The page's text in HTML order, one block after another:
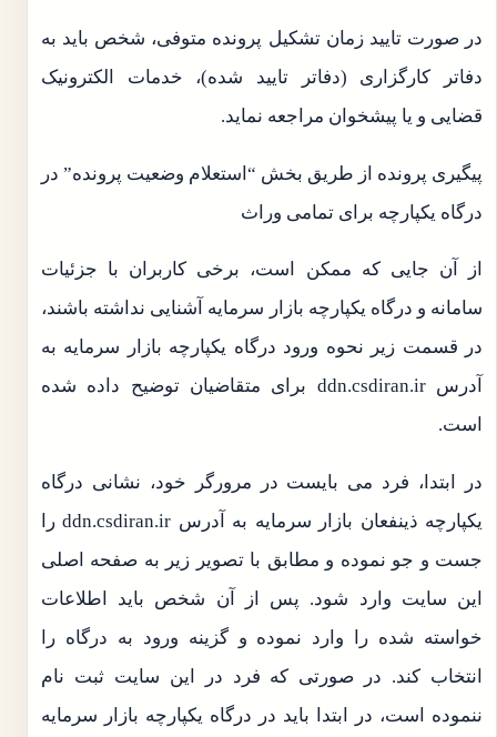
در صورت تایید زمان تشکیل پرونده متوفی، شخص باید به
دفاتر کارگزاری (دفاتر تایید شده)، خدمات الکترونیک
قضایی و یا پیشخوان مراجعه نماید.
پیگیری پرونده از طریق بخش “استعلام وضعیت پرونده” در
درگاه یکپارچه برای تمامی وراث
از آن جایی که ممکن است، برخی کاربران با جزئیات
سامانه و درگاه یکپارچه بازار سرمایه آشنایی نداشته باشند،
در قسمت زیر نحوه ورود درگاه یکپارچه بازار سرمایه به
آدرس ddn.csdiran.ir برای متقاضیان توضیح داده شده
است.
در ابتدا، فرد می بایست در مرورگر خود، نشانی درگاه
یکپارچه ذینفعان بازار سرمایه به آدرس ddn.csdiran.ir را
جست و جو نموده و مطابق با تصویر زیر به صفحه اصلی
این سایت وارد شود. پس از آن شخص باید اطلاعات
خواسته شده را وارد نموده و گزینه ورود به درگاه را
انتخاب کند. در صورتی که فرد در این سایت ثبت نام
ننموده است، در ابتدا باید در درگاه یکپارچه بازار سرمایه